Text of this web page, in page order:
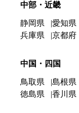
中部・近畿
静岡県 愛知県
兵庫県
京都府
中国・四国
鳥取県 島根県
徳島県
香川県